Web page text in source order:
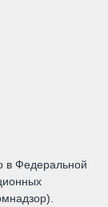
в Федеральной